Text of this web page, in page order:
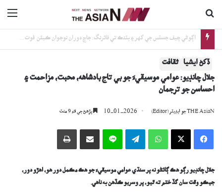
اڳوڻي چيف جسٽس جي گهر ۽ بئنڪ تي فائرنگ: جاچ دوران نوجوان ڪيئن فوت ٿيو؟
ڏکڻ ايشيا ثقافت
جلال چانڊيو: عوامي موسيقيءَ جو بي تاج بادشاهه، محبت، مزاحمت ۽
احساسن جو ترجمان
THE AsiaN جو ايڊيٽر (Editor) 10-01-2026 پڙھڻ جي لاءِ 9 منٽ
Facebook
X
WhatsApp
Telegram
Line اي ميل وسيلي ونڊيو پرنٽ
جلال چانڊيو رڳو هڪ ڳائڻو نه پر سنڌي عوامي موسيقيءَ جو هڪ مڪمل دور هو، اهڙو دور،
جيڪو وقت سان گڏ ختم ته ٿيو، پر وسريو ڪڏهن به ناهي.